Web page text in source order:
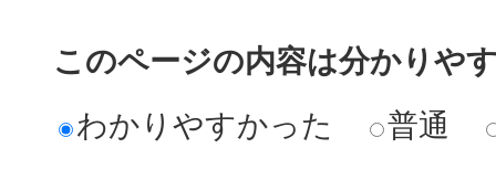
このページの内容は分かりや
わかりやすかった
普通